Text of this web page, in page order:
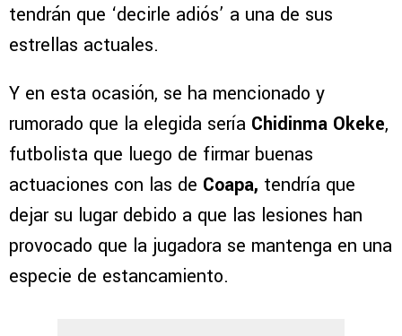
tendrán que ‘decirle adiós’ a una de sus
estrellas actuales.
Y en esta ocasión, se ha mencionado y
rumorado que la elegida sería Chidinma Okeke,
futbolista que luego de firmar buenas
actuaciones con las de Coapa, tendría que
dejar su lugar debido a que las lesiones han
provocado que la jugadora se mantenga en una
especie de estancamiento.